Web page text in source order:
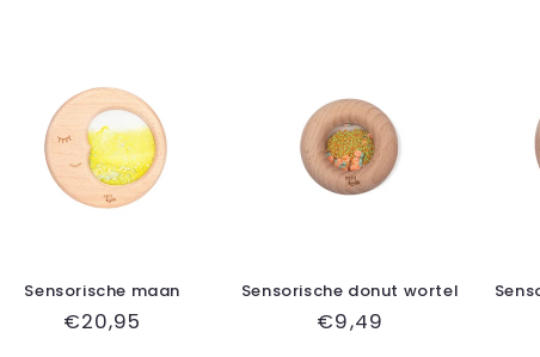
Sensorische maan
Normale
€20,95
Sensorische donut wortel
Normale
€9,49